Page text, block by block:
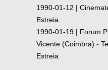
1990-01-12 |
Estreia
1990-01-19 | Forum
Vicente (Coimbra) -
Estreia